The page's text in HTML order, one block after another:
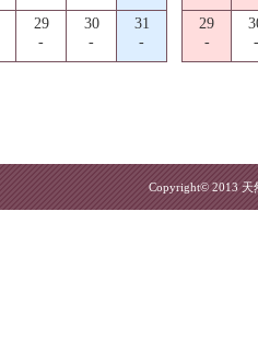
29
-
30
-
31
-
29
-
-
Copyright© 2013 天